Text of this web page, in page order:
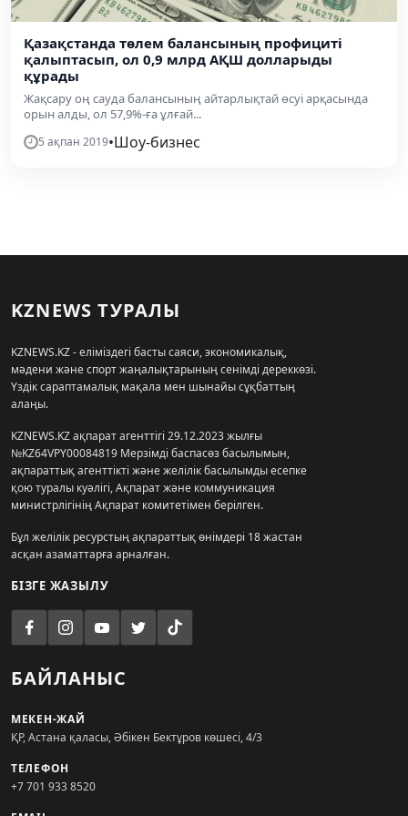
Қазақстанда төлем балансының профициті
қалыптасып, ол 0,9 млрд АҚШ долларыды
құрады
Жақсару оң сауда балансының айтарлықтай өсуі арқасында
орын алды, ол 57,9%-ға ұлғай...
5 ақпан 2019•Шоу-бизнес
KZNEWS ТУРАЛЫ
KZNEWS.KZ - еліміздегі басты саяси, экономикалық,
мәдени және спорт жаңалықтарының сенімді дереккөзі.
Үздік сараптамалық мақала мен шынайы сұқбаттың
алаңы.
KZNEWS.KZ ақпарат агенттігі 29.12.2023 жылғы
№KZ64VPY00084819 Мерзімді баспасөз басылымын,
ақпараттық агенттікті және желілік басылымды есепке
қою туралы куәлігі, Ақпарат және коммуникация
министрлігінің Ақпарат комитетімен берілген.
Бұл желілік ресурстың ақпараттық өнімдері 18 жастан
асқан азаматтарға арналған.
БІЗГЕ ЖАЗЫЛУ
БАЙЛАНЫС
МЕКЕН-ЖАЙ
ҚР, Астана қаласы, Әбікен Бектұров көшесі, 4/3
ТЕЛЕФОН
+7 701 933 8520